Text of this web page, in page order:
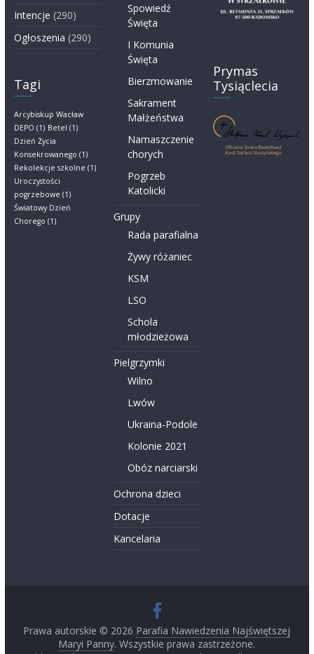
Intencje (290)
Ogłoszenia (290)
Tagi
Arcybiskup Wacław
DEPO (1) Betel (1)
Dzień Życia
Konsekrowanego (1)
Rekolekcje szkolne (1)
Uroczystości
pogrzebowe (1)
Światowy Dzień
Chorego (1)
Spowiedź
Święta
I Komunia
Święta
Bierzmowanie
Sakrament
Małżeństwa
Namaszczenie
chorych
Pogrzeb
Katolicki
Grupy
Rada parafialna
Żywy różaniec
KSM
LSO
Schola
młodzieżowa
Pielgrzymki
Wilno
Lwów
Ukraina-Podole
Kolonie 2021
Obóz narciarski
Ochrona dzieci
Dotacje
Kancelaria
Prymas
Tysiąclecia
Prawa autorskie © 2026 Parafia Nawiedzenia Najświętszej
Maryi Panny. Wszystkie prawa zastrzeżone.